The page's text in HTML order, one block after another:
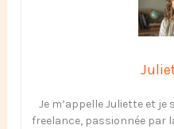
Je m’appelle Juliette et
freelance, passionnée par